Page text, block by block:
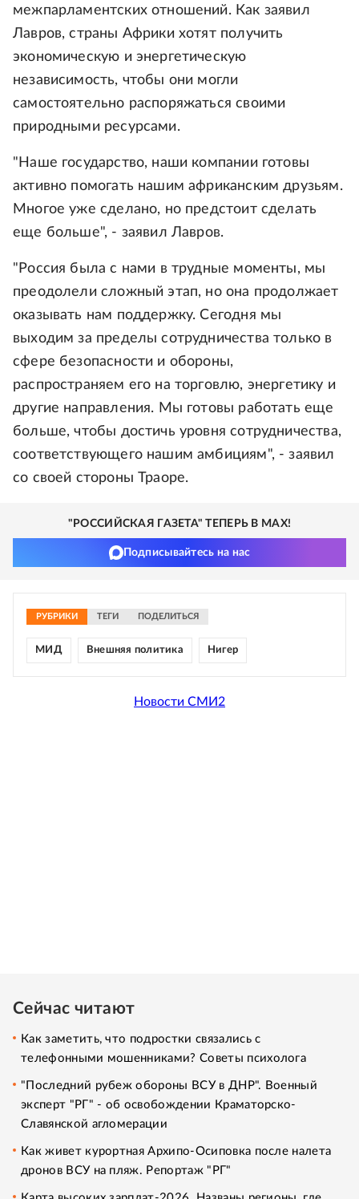
межпарламентских отношений. Как заявил
Лавров, страны Африки хотят получить
экономическую и энергетическую
независимость, чтобы они могли
самостоятельно распоряжаться своими
природными ресурсами.
"Наше государство, наши компании готовы
активно помогать нашим африканским друзьям.
Многое уже сделано, но предстоит сделать
еще больше", - заявил Лавров.
"Россия была с нами в трудные моменты, мы
преодолели сложный этап, но она продолжает
оказывать нам поддержку. Сегодня мы
выходим за пределы сотрудничества только в
сфере безопасности и обороны,
распространяем его на торговлю, энергетику и
другие направления. Мы готовы работать еще
больше, чтобы достичь уровня сотрудничества,
соответствующего нашим амбициям", - заявил
со своей стороны Траоре.
"РОССИЙСКАЯ ГАЗЕТА" ТЕПЕРЬ В MAX!
Подписывайтесь на нас
РУБРИКИ ТЕГИ ПОДЕЛИТЬСЯ
МИД Внешняя политика Нигер
Новости СМИ2
Сейчас читают
Как заметить, что подростки связались с
телефонными мошенниками? Советы психолога
"Последний рубеж обороны ВСУ в ДНР". Военный
эксперт "РГ" - об освобождении Краматорско-
Славянской агломерации
Как живет курортная Архипо-Осиповка после налета
дронов ВСУ на пляж. Репортаж "РГ"